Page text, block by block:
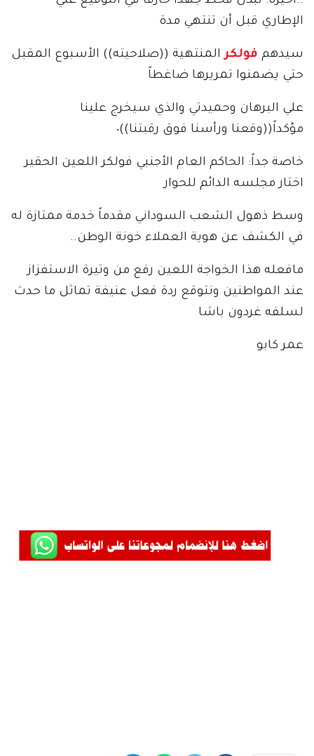
الإطاري قبل أن تنتهي مدة
سيدهم فولكر المنتهية ((صلاحيته)) الأسبوع المقبل
حتي يضمنوا تمريرها ضاغطاً
علي البرهان وحميدتي والذي سيخرج علينا
مؤكداً((وقعنا ورأسنا فوق رقبتنا))٠
خاصة جداً: الحاكم العام الأجنبي فولكر اللعين الحقير
اختار مجلسه الدائم للحوار
وسط ذهول الشعب السوداني مقدماً خدمة ممتازة له
في الكشف عن هوية العملاء خونة الوطن..
مافعله هذا الخواجة اللعين رفع من وتيرة الاستفزاز
عند المواطنين ونتوقع ردة فعل عنيفة تماثل ما حدث
لسلفه غردون باشا
عمر كابو